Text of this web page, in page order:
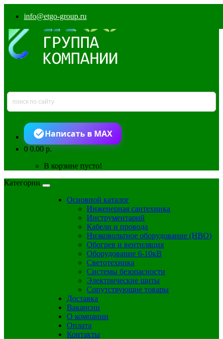
info@etgo-group.ru
Написать в MAX
00.00 р.
В корзине пусто!
Категории
Основной каталог
Инженерная сантехника
Инструментарий
Кабели и провода
Низковольтное оборудование (НВО)
Обогрев и вентиляция
Оборудование 6-10кВ
Светотехника
Системы безопасности
Электрические щиты
Сопутствующие товары
Доставка
Вакансии
О компании
Оплата
Контакты